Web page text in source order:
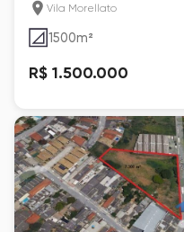
Vila Morellato
1500m²
R$ 1.500.000